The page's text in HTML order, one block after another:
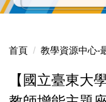
首頁 教學資源中心-
【國立臺東大